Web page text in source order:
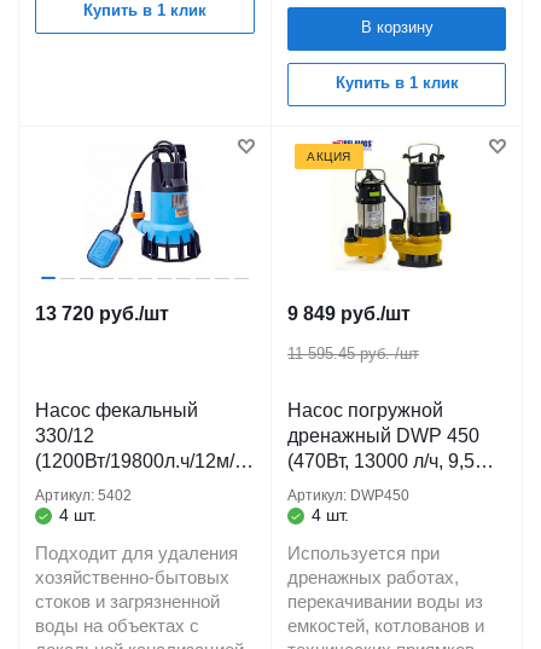
Купить в 1 клик
В корзину
Купить в 1 клик
13 720 руб./шт
Насос фекальный
330/12
(1200Вт/19800л.ч/12м/3
7мм/кабель 10 м.)
ДЖИЛЕКС
4 шт.
Артикул: 5402
Подходит для удаления
хозяйственно-бытовых
стоков и загрязненной
воды на объектах с
АКЦИЯ
9 849 руб./шт
11 595.45 руб. /шт
Насос погружной
дренажный DWP 450
(470Вт, 13000 л/ч, 9,5м)
кабель 10 м. для
грязевых водоемов
4 шт.
Артикул: DWP450
Используется при
дренажных работах,
перекачивании воды из
емкостей, котлованов и